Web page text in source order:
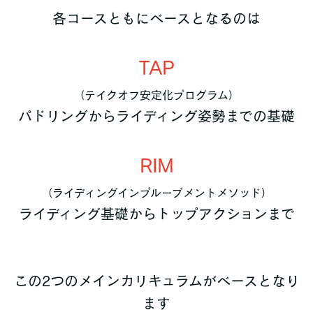
各コースともにベースとなるのは
TAP
（テイクオフ安定化プログラム）
パドリングからライディング姿勢までの基礎
RIM
（ライディングインプルーブメントメソッド）
ライディング基礎からトップアクションまで
この2つのメインカリキュラムがベースとなり
ます